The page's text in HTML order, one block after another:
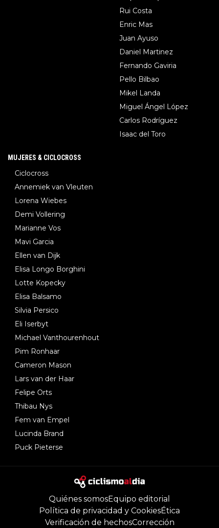
Rui Costa
Enric Mas
Juan Ayuso
Daniel Martinez
Fernando Gaviria
Pello Bilbao
Mikel Landa
Miguel Ángel López
Carlos Rodríguez
Isaac del Toro
MUJERES & CICLOCROSS
Ciclocross
Annemiek van Vleuten
Lorena Wiebes
Demi Vollering
Marianne Vos
Mavi Garcia
Ellen van Dijk
Elisa Longo Borghini
Lotte Kopecky
Elisa Balsamo
Silvia Persico
Eli Iserbyt
Michael Vanthourenhout
Pim Ronhaar
Cameron Mason
Lars van der Haar
Felipe Orts
Thibau Nys
Fem van Empel
Lucinda Brand
Puck Pieterse
Quiénes somosEquipo editorial
Política de privacidad y CookiesÉtica
Verificación de hechosCorrección